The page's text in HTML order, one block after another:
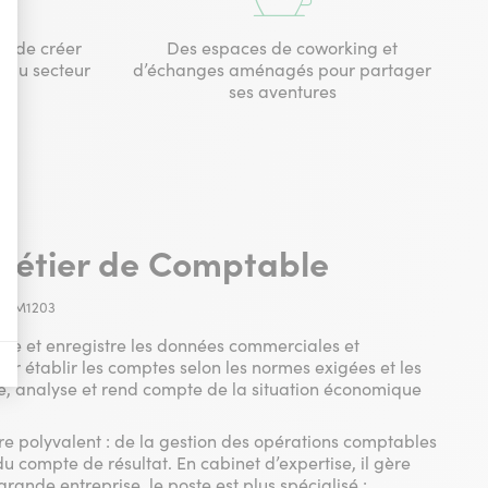
qui seront affichées sur les pages de Google.
a des conversions.
de publicité numérique centrée sur le consommateur.
de créer
du secteur
Des espaces de coworking et
d’échanges aménagés pour partager
ses aventures
de Comptable
: M1203
et enregistre les données commerciales et
établir les comptes selon les normes exigées et les
analyse et rend compte de la situation économique
polyvalent : de la gestion des opérations comptables
compte de résultat. En cabinet d’expertise, il gère